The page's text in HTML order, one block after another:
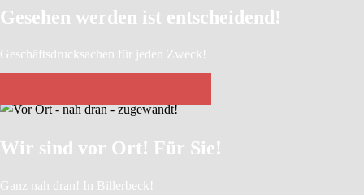
Gesehen werden ist entscheidend!
Geschäftsdrucksachen für jeden Zweck!
Wir sind vor Ort! Für Sie!
Ganz nah dran! In Billerbeck!